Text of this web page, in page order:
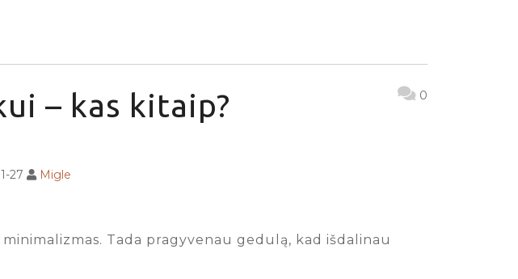
– kas kitaip? 0
27 Migle
Tada pragyvenau gedulą, kad išdalinau